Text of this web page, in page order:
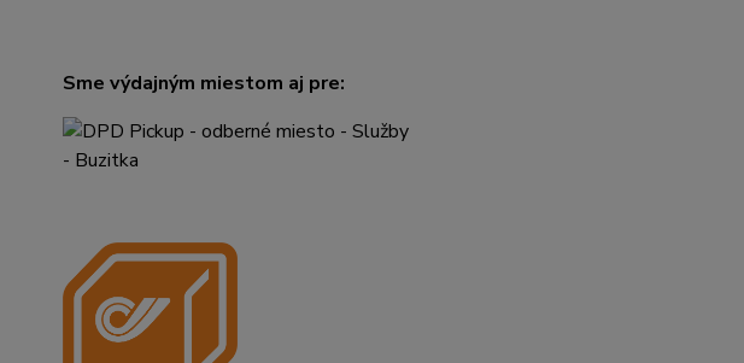
Sme výdajným miestom aj pre: